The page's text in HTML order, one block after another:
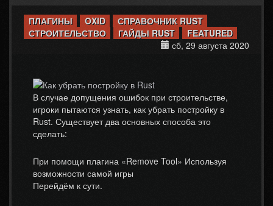
ПЛАГИНЫ OXID
СПРАВОЧНИК RUST
СТРОИТЕЛЬСТВО
ГАЙДЫ RUST
FEATURED
сб, 29 августа 2020
В случае допущения ошибок при строительстве,
игроки пытаются узнать, как убрать постройку в
Rust. Существует два основных способа это
сделать:
При помощи плагина «Remove Tool» Используя
возможности самой игры
Перейдём к сути.